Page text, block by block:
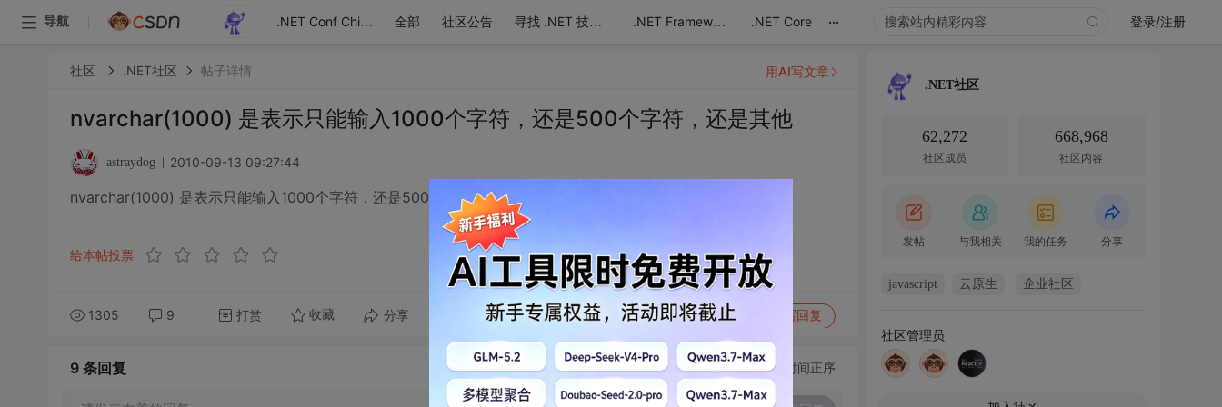
导航 .NET Conf China 全部 社区公告 寻找 .NET 技术达人 .NET Framework .NET Core ... 登录/注册
社区 .NET社区 帖子详情
nvarchar(1000) 是表示只能输入1000个字符，还是500个字符，还是其他
astraydog 2010-09-13 09:27:44
nvarchar(1000) 是表示只能输入1000个字符，还是500个字符，还是其他
给本帖投票
1305 9 打赏 收藏 分享 转发到动态 举报 写回复
用AI写文章
9 条回复 切换为时间正序
.NET社区
62,272
社区成员
668,968
社区内容
发帖 与我相关 我的任务 分享
javascript 云原生 企业社区
社区管理员